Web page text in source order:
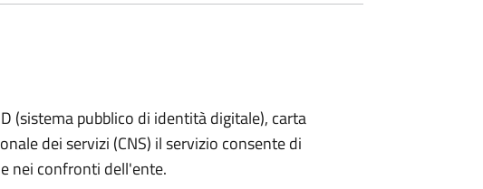
(sistema pubblico di identità digitale), carta
dei servizi (CNS) il servizio consente di
nei confronti dell'ente.